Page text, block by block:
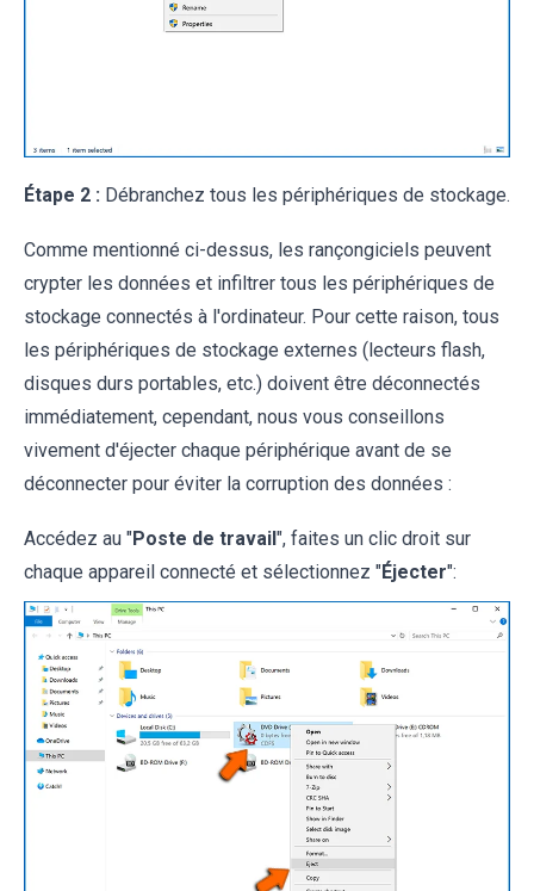
Étape 2 : Débranchez tous les périphériques de stockage.
Comme mentionné ci-dessus, les rançongiciels peuvent
crypter les données et infiltrer tous les périphériques de
stockage connectés à l'ordinateur. Pour cette raison, tous
les périphériques de stockage externes (lecteurs flash,
disques durs portables, etc.) doivent être déconnectés
immédiatement, cependant, nous vous conseillons
vivement d'éjecter chaque périphérique avant de se
déconnecter pour éviter la corruption des données :
Accédez au "Poste de travail ", faites un clic droit sur
chaque appareil connecté et sélectionnez "Éjecter":